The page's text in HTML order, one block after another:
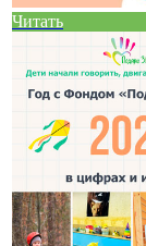
Читать